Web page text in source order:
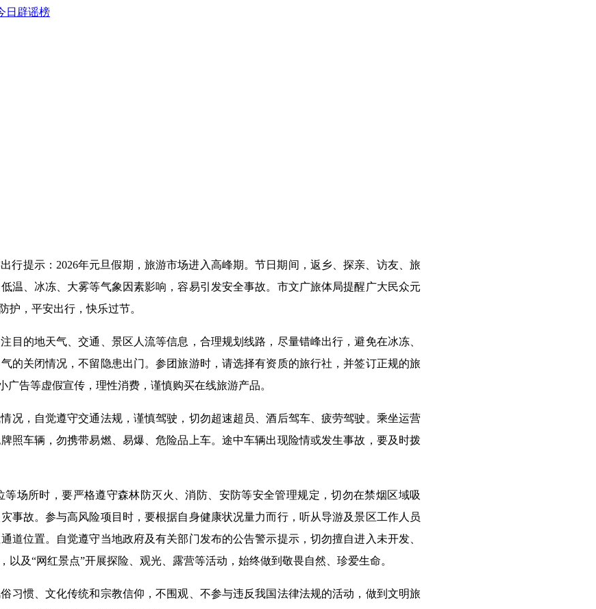
日辟谣榜
行提示：2026年元旦假期，旅游市场进入高峰期。节日期间，返乡、探亲、访友、旅
温、冰冻、大雾等气象因素影响，容易引发安全事故。市文广旅体局提醒广大民众元
护，平安出行，快乐过节。
目的地天气、交通、景区人流等信息，合理规划线路，尽量错峰出行，避免在冰冻、
的关闭情况，不留隐患出门。参团旅游时，请选择有资质的旅行社，并签订正规的旅
告等虚假宣传，理性消费，谨慎购买在线旅游产品。
况，自觉遵守交通法规，谨慎驾驶，切勿超速超员、酒后驾车、疲劳驾驶。乘坐运营
照车辆，勿携带易燃、易爆、危险品上车。途中车辆出现险情或发生事故，要及时拨
场所时，要严格遵守森林防灭火、消防、安防等安全管理规定，切勿在禁烟区域吸
事故。参与高风险项目时，要根据自身健康状况量力而行，听从导游及景区工作人员
位置。自觉遵守当地政府及有关部门发布的公告警示提示，切勿擅自进入未开发、
及“网红景点”开展探险、观光、露营等活动，始终做到敬畏自然、珍爱生命。
习惯、文化传统和宗教信仰，不围观、不参与违反我国法律法规的活动，做到文明旅